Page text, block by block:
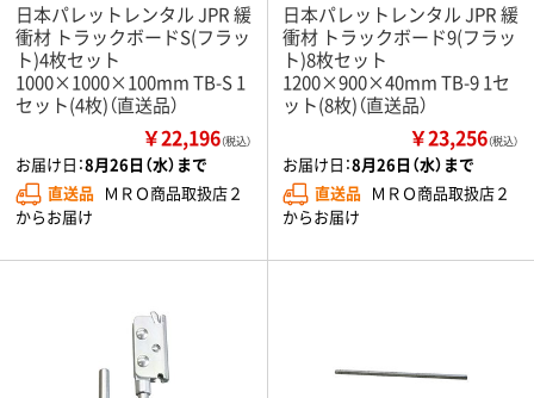
日本パレットレンタル JPR 緩
衝材 トラックボードS(フラッ
ト)4枚セット
1000×1000×100mm TB-S 1
セット(4枚)（直送品）
￥22,196（税込）
お届け日：8月26日（水）まで
直送品 ＭＲＯ商品取扱店２
からお届け
日本パレットレンタル JPR 緩
衝材 トラックボード9(フラッ
ト)8枚セット
1200×900×40mm TB-9 1セ
ット(8枚)（直送品）
￥23,256（税込）
お届け日：8月26日（水）まで
直送品 ＭＲＯ商品取扱店２
からお届け